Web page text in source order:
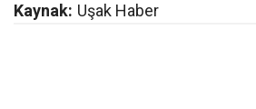
Kaynak: Uşak Haber